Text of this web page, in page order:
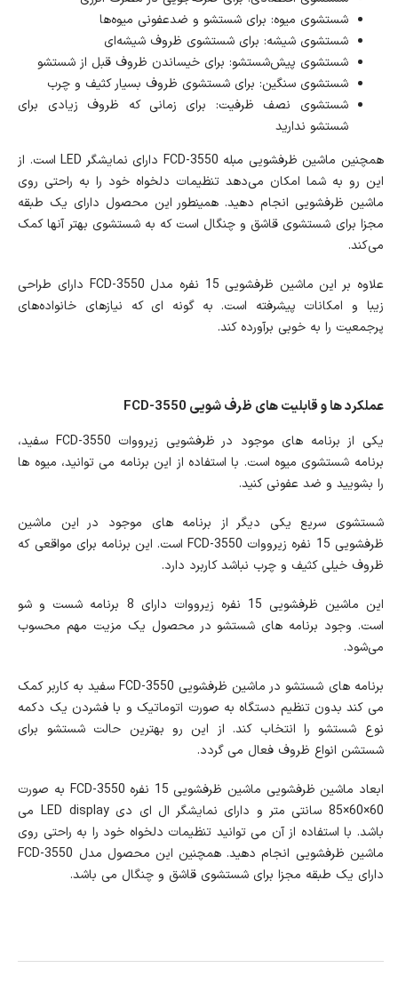
شستشوی میوه: برای شستشو و ضدعفونی میوه‌ها
شستشوی شیشه: برای شستشوی ظروف شیشه‌ای
شستشوی پیش‌شستشو: برای خیساندن ظروف قبل از شستشو
شستشوی سنگین: برای شستشوی ظروف بسیار کثیف و چرب
شستشوی نصف ظرفیت: برای زمانی که ظروف زیادی برای
شستشو ندارید
همچنین ماشین ظرفشویی مبله FCD-3550 دارای نمایشگر LED است. از
این رو به شما امکان می‌دهد تنظیمات دلخواه خود را به راحتی روی
ماشین ظرفشویی انجام دهید. همینطور این محصول دارای یک طبقه
مجزا برای شستشوی قاشق و چنگال است که به شستشوی بهتر آنها کمک
می‌کند.
علاوه بر این ماشین ظرفشویی 15 نفره مدل FCD-3550 دارای طراحی
زیبا و امکانات پیشرفته است. به گونه ای که نیازهای خانواده‌های
پرجمعیت را به خوبی برآورده کند.
عملکرد ها و قابلیت های ظرف شویی FCD-3550
یکی از برنامه های موجود در ظرفشویی زیرووات FCD-3550 سفید،
برنامه شستشوی میوه است. با استفاده از این برنامه می توانید، میوه ها
را بشویید و ضد عفونی کنید.
شستشوی سریع یکی دیگر از برنامه های موجود در این ماشین
ظرفشویی 15 نفره زیرووات FCD-3550 است. این برنامه برای مواقعی که
ظروف خیلی کثیف و چرب نباشد کاربرد دارد.
این ماشین ظرفشویی 15 نفره زیرووات دارای 8 برنامه شست و شو
است. وجود برنامه های شستشو در محصول یک مزیت مهم محسوب
می‌شود.
برنامه های شستشو در ماشین ظرفشویی FCD-3550 سفید به کاربر کمک
می کند بدون تنظیم دستگاه به صورت اتوماتیک و با فشردن یک دکمه
نوع شستشو را انتخاب کند. از این رو بهترین حالت شستشو برای
شستشن انواع ظروف فعال می گردد.
ابعاد ماشین ظرفشویی ماشین ظرفشویی 15 نفره FCD-3550 به صورت
60×60×85 سانتی متر و دارای نمایشگر ال ای دی LED display می
باشد. با استفاده از آن می توانید تنظیمات دلخواه خود را به راحتی روی
ماشین ظرفشویی انجام دهید. همچنین این محصول مدل FCD-3550
دارای یک طبقه مجزا برای شستشوی قاشق و چنگال می باشد.